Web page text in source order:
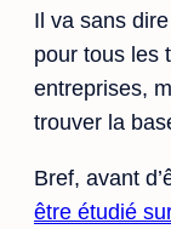
Il va sans
pour tous les
entreprises,
trouver la
Bref, avant
être étudié